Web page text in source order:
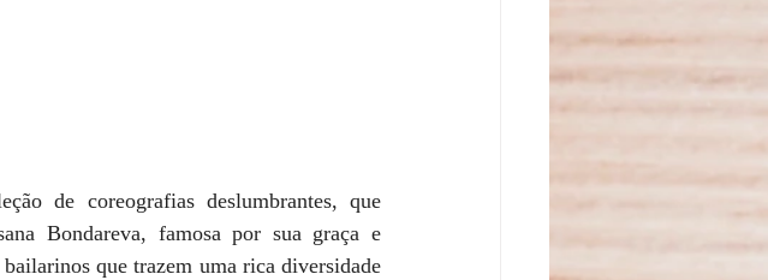
de coreografias deslumbrantes, que
Bondareva, famosa por sua graça e
que trazem uma rica diversidade